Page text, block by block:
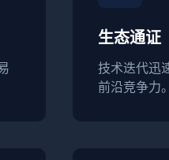
生态通证
技术迭代迅
前沿竞争力。